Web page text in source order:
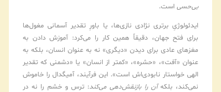
بی‌حسیاست.
ایدئولوژیِ برتری نژادی نازی‌ها، یا باورِ تقدیر آسمانی مغول‌ها
برای فتح جهان، دقیقاً همین کار را می‌کرد: آموزش دادن به
مغزهای عادی برای دیدن «دیگری» نه به عنوان انسان، بلکه به
عنوان «آفت»، «حشره»، «کمتر از انسان» یا «دشمنی که تقدیر
الهی خواستار نابودی‌اش است». این فرآیند، آمیگدال را خاموش
نمی‌کند، بلکهآن را بازنقش‌دهی می‌کند: ترس و خشم را نه در